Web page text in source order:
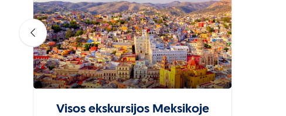
Visos ekskursijos Meksikoje